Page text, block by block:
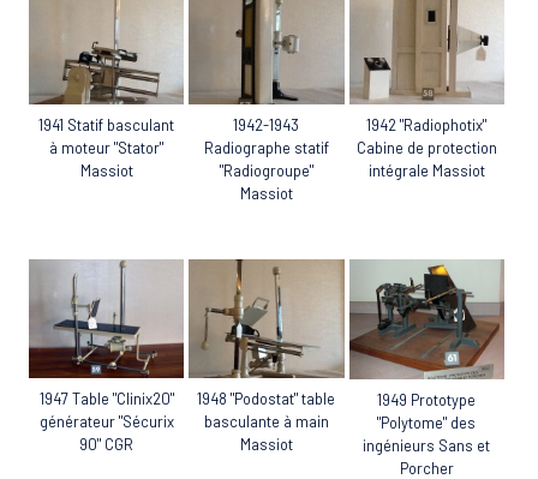
1941 Statif basculant
à moteur "Stator"
Massiot
1942-1943
Radiographe statif
"Radiogroupe"
Massiot
1942 "Radiophotix"
Cabine de protection
intégrale Massiot
1947 Table "Clinix20"
générateur "Sécurix
90" CGR
1948 "Podostat" table
basculante à main
Massiot
1949 Prototype
"Polytome" des
ingénieurs Sans et
Porcher